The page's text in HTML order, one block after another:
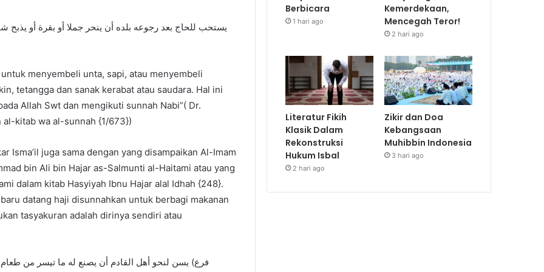
يستحب للحاج بعد رجوعه بلده أن ينحر جملا أو بقرة أو يذبح
menyembeli unta, sapi, atau menyembeli
tetangga dan sanak kerabat atau saudara. Hal ini
Allah Swt dan mengikuti sunnah Nabi”( Dr.
al-kitab wa al-sunnah {1/673})
Isma’il juga sama dengan yang disampaikan Al-Imam
bin Ali bin Hajar as-Salmunti al-Haitami atau yang
dalam kitab Hasyiyah Ibnu Hajar alal Idhah {248}.
datang haji disunnahkan untuk berbagi makanan
tasyakuran adalah dirinya sendiri atau
)فرع) يسن لنحو أهل القادم أن يصنع له ما تيسر من
Berbicara
1 hari ago
Kemerdekaan,
Mencegah Teror!
2 hari ago
Literatur Fikih
Klasik Dalam
Rekonstruksi
Hukum Isbal
2 hari ago
Zikir dan Doa
Kebangsaan
Muhibbin Indonesia
3 hari ago